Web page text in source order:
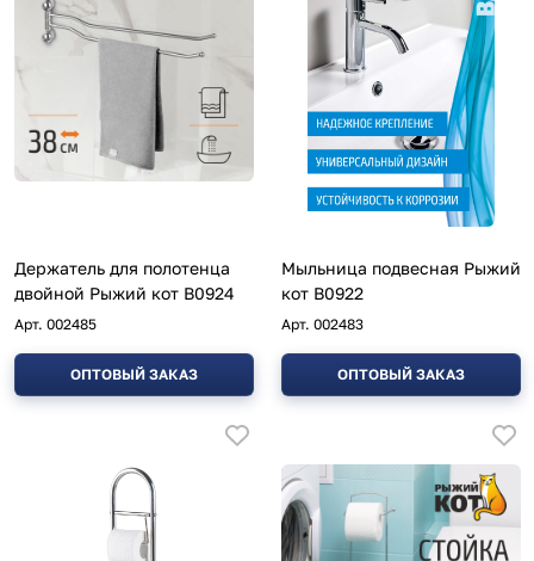
Держатель для полотенца
двойной Рыжий кот B0924
Арт. 002485
ОПТОВЫЙ ЗАКАЗ
Мыльница подвесная Рыжий
кот B0922
Арт. 002483
ОПТОВЫЙ ЗАКАЗ